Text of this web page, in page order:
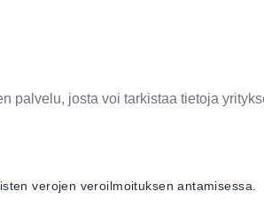
palvelu, josta voi tarkistaa tietoja
verojen veroilmoituksen antamisessa.